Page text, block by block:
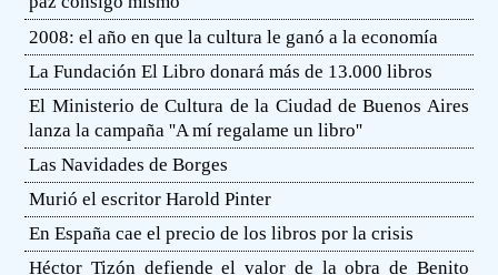
2008: el año en que la cultura le ganó a la economía
La Fundación El Libro donará más de 13.000 libros
El Ministerio de Cultura de la Ciudad de Buenos Aires
lanza la campaña ''A mí regalame un libro''
Las Navidades de Borges
Murió el escritor Harold Pinter
En España cae el precio de los libros por la crisis
Héctor Tizón defiende el valor de la obra de Benito